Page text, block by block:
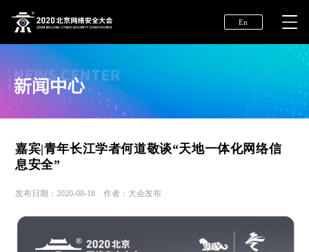
En
嘉宾|青年长江学者何道敬谈“天地一体化网络信
息安全”
发布日期：2020-08-18 作者：大会发布